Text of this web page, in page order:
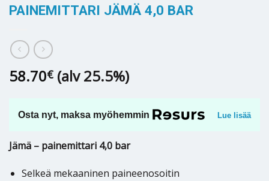
PAINEMITTARI JÄMÄ 4,0 BAR
58.70€ (alv 25.5%)
Osta nyt, maksa myöhemmin Lue lisää
Jämä – painemittari 4,0 bar
Selkeä mekaaninen paineenosoitin